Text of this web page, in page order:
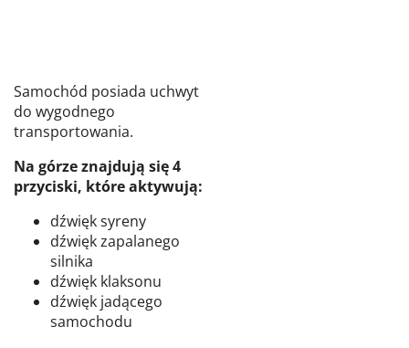
Samochód posiada uchwyt
do wygodnego
transportowania.
Na górze znajdują się 4
przyciski, które aktywują:
dźwięk syreny
dźwięk zapalanego
silnika
dźwięk klaksonu
dźwięk jadącego
samochodu